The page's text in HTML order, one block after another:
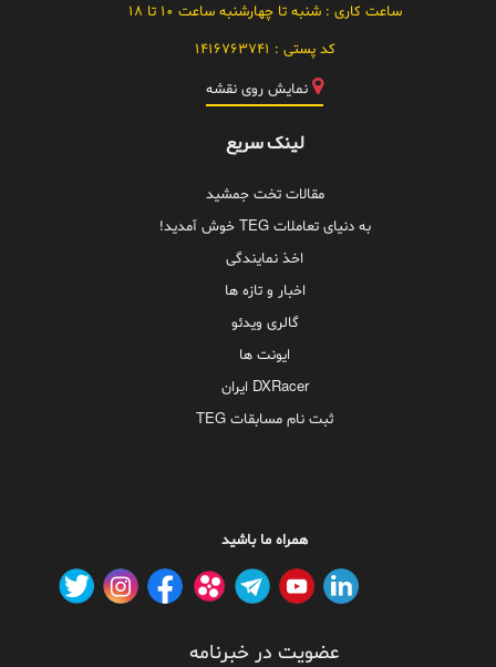
ساعت کاری :شنبه تا چهارشنبه ساعت 10 تا 18
کد پستی : 1416763741
نمایش روی نقشه
لینک سریع
مقالات تخت جمشید
به دنیای تعاملات TEG خوش آمدید!
اخذ نمایندگی
اخبار و تازه ها
گالری ویدئو
ایونت ها
DXRacer ایران
ثبت نام مسابقات TEG
همراه ما باشید
عضویت در خبرنامه